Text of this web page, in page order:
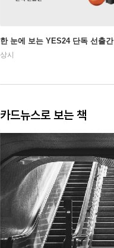
한 눈에 보는 YES24 단독 선출간
상시
카드뉴스로 보는 책